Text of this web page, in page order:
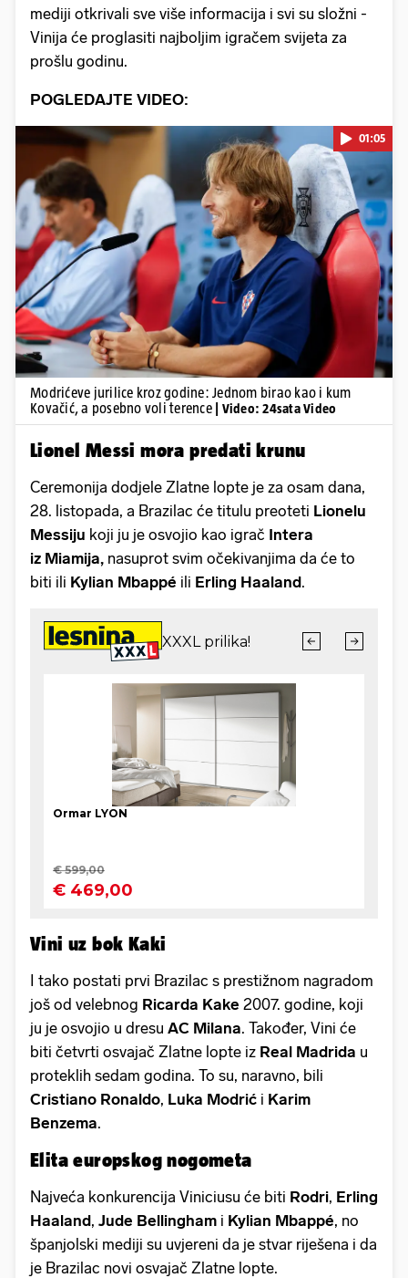
mediji otkrivali sve više informacija i svi su složni -
Vinija će proglasiti najboljim igračem svijeta za
prošlu godinu.
POGLEDAJTE VIDEO:
Pokretanje videa...
01:05
Modrićeve jurilice kroz godine: Jednom birao kao i kum
Kovačić, a posebno voli terence
| Video: 24sata Video
Lionel Messi mora predati krunu
Ceremonija dodjele Zlatne lopte je za osam dana,
28. listopada, a Brazilac će titulu preoteti Lionelu
Messiju koji ju je osvojio kao igrač Intera
iz Miamija, nasuprot svim očekivanjima da će to
biti ili Kylian Mbappé ili Erling Haaland.
Vini uz bok Kaki
I tako postati prvi Brazilac s prestižnom nagradom
još od velebnog Ricarda Kake 2007. godine, koji
ju je osvojio u dresu AC Milana. Također, Vini će
biti četvrti osvajač Zlatne lopte iz Real Madrida u
proteklih sedam godina. To su, naravno, bili
Cristiano Ronaldo, Luka Modrić i Karim
Benzema.
Elita europskog nogometa
Najveća konkurencija Viniciusu će biti Rodri, Erling
Haaland, Jude Bellingham i Kylian Mbappé, no
španjolski mediji su uvjereni da je stvar riješena i da
je Brazilac novi osvajač Zlatne lopte.